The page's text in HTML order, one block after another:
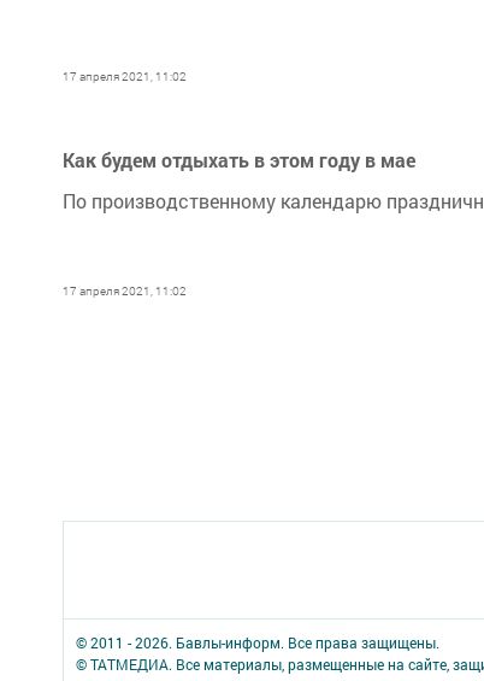
17 апреля 2021, 11:02
Как будем отдыхать в этом году в мае
По производственному календарю
17 апреля 2021, 11:02
© 2011 - 2026. Бавлы-информ. Все права защищены.
© ТАТМЕДИА. Все материалы, размещенные на сайте,